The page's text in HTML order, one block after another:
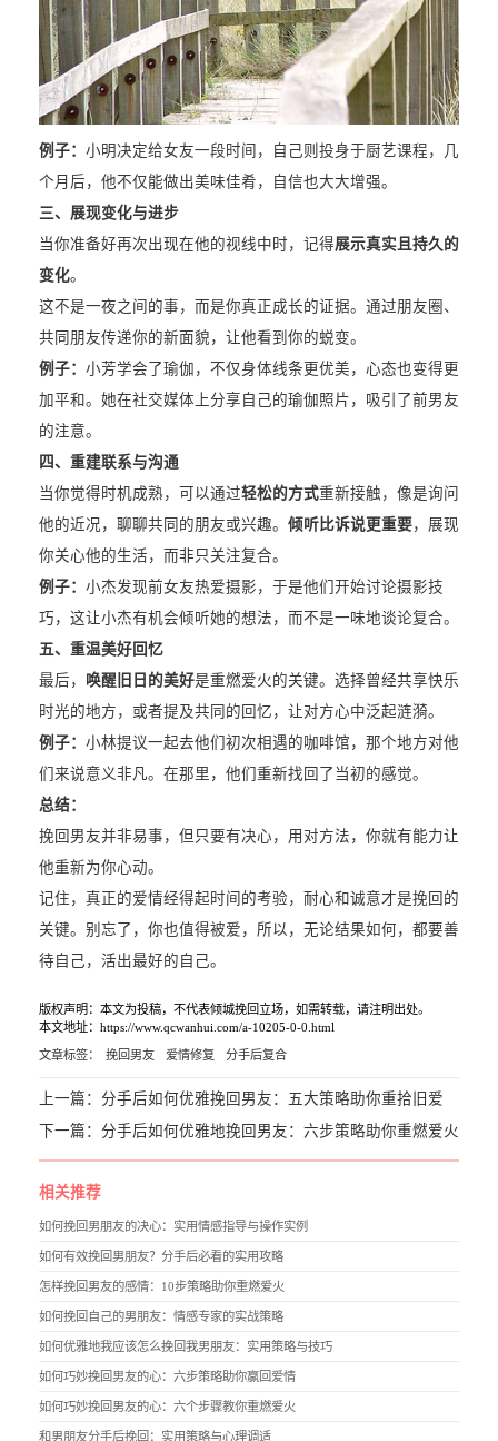
例子： 小明决定给女友一段时间，自己则投身于厨艺课程，几
个月后，他不仅能做出美味佳肴，自信也大大增强。
三、展现变化与进步
当你准备好再次出现在他的视线中时，记得展示真实且持久的
变化。
这不是一夜之间的事，而是你真正成长的证据。通过朋友圈、
共同朋友传递你的新面貌，让他看到你的蜕变。
例子： 小芳学会了瑜伽，不仅身体线条更优美，心态也变得更
加平和。她在社交媒体上分享自己的瑜伽照片，吸引了前男友
的注意。
四、重建联系与沟通
当你觉得时机成熟，可以通过轻松的方式重新接触，像是询问
他的近况，聊聊共同的朋友或兴趣。 倾听比诉说更重要，展现
你关心他的生活，而非只关注复合。
例子： 小杰发现前女友热爱摄影，于是他们开始讨论摄影技
巧，这让小杰有机会倾听她的想法，而不是一味地谈论复合。
五、重温美好回忆
最后， 唤醒旧日的美好是重燃爱火的关键。选择曾经共享快乐
时光的地方，或者提及共同的回忆，让对方心中泛起涟漪。
例子： 小林提议一起去他们初次相遇的咖啡馆，那个地方对他
们来说意义非凡。在那里，他们重新找回了当初的感觉。
总结：
挽回男友并非易事，但只要有决心，用对方法，你就有能力让
他重新为你心动。
记住，真正的爱情经得起时间的考验，耐心和诚意才是挽回的
关键。别忘了，你也值得被爱，所以，无论结果如何，都要善
待自己，活出最好的自己。
版权声明：本文为投稿，不代表倾城挽回立场，如需转载，请注明出处。
本文地址：https://www.qcwanhui.com/a-10205-0-0.html
文章标签： 挽回男友 爱情修复 分手后复合
上一篇： 分手后如何优雅挽回男友：五大策略助你重拾旧爱
下一篇： 分手后如何优雅地挽回男友：六步策略助你重燃爱火
相关推荐
如何挽回男朋友的决心：实用情感指导与操作实例
如何有效挽回男朋友？分手后必看的实用攻略
怎样挽回男友的感情：10步策略助你重燃爱火
如何挽回自己的男朋友：情感专家的实战策略
如何优雅地我应该怎么挽回我男朋友：实用策略与技巧
如何巧妙挽回男友的心：六步策略助你赢回爱情
如何巧妙挽回男友的心：六个步骤教你重燃爱火
和男朋友分手后挽回：实用策略与心理调适